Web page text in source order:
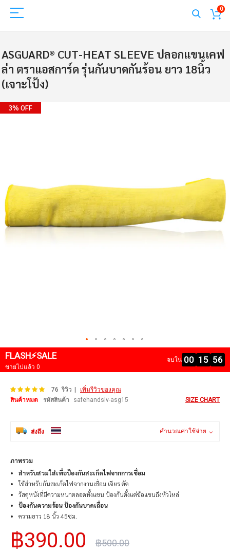
0
ASGUARD®️ CUT-HEAT SLEEVE ปลอกแขนเคฟ
ล่า ตราแอสการ์ด รุ่นกันบาดกันร้อน ยาว 18นิ้ว
(เจาะโป้ง)
Skip
to
3% OFF
FLASH⚡SALE
ขายไปแล้ว 0
จบใน 00 15 55
images
คะแนน: 100
% of100
76 รีวิว
เพิ่มรีวิวของคุณ
สินค้าหมด
รหัสสินค้า safehandslv-asg15 SIZE CHART
ส่งถึง คำนวณค่าใช้จ่าย
ภาพรวม
สำหรับสวมใส่เพื่อป้องกันสะเก็ดไฟจากการเชื่อม
ใช้สำหรับกันสะเก็ดไฟจากงานเชื่อม เจียร ตัด
วัสดุหนังที่มีความหนาตลอดทั้งแขน ป้องกันตั้งแต่ข้อแขนถึงหัวไหล่
ป้องกันความร้อน ป้องกันบาดเฉื่อน
ความยาว 18 นิ้ว 45ซม.
฿390.00 ฿500.00